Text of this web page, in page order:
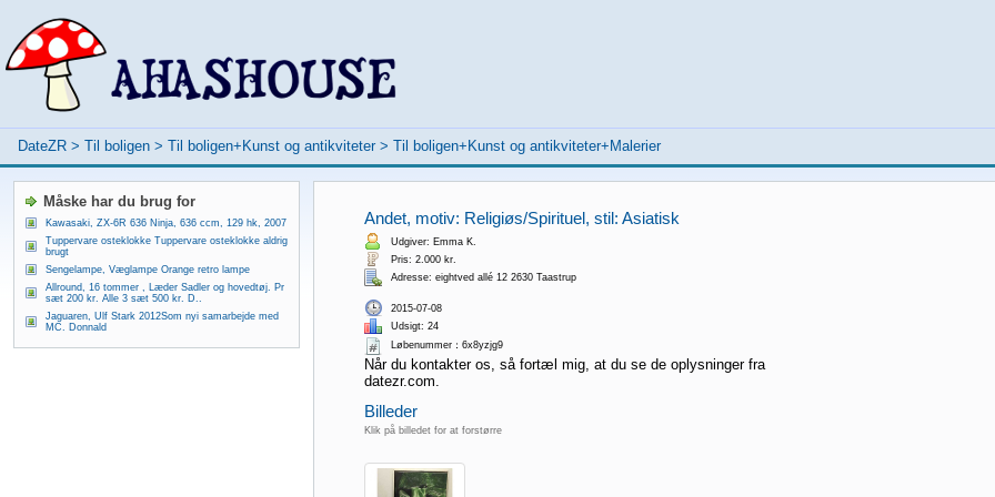
DateZR > Til boligen > Til boligen+Kunst og antikviteter > Til boligen+Kunst og antikviteter+Malerier
Andet, motiv: Religiøs/Spirituel, stil: Asiatisk
Udgiver: Emma K.
Pris: 2.000 kr.
Adresse: eightved allé 12 2630 Taastrup
2015-07-08
Udsigt: 24
Løbenummer：6x8yzjg9
Når du kontakter os, så fortæl mig, at du se de oplysninger fra
datezr.com.
Billeder
Klik på billedet for at forstørre
Måske har du brug for
Kawasaki, ZX-6R 636 Ninja, 636 ccm, 129 hk, 2007
Tuppervare osteklokke Tuppervare osteklokke aldrig
brugt
Sengelampe, Væglampe Orange retro lampe
Allround, 16 tommer , Læder Sadler og hovedtøj. Pr
sæt 200 kr. Alle 3 sæt 500 kr. D..
Jaguaren, Ulf Stark 2012Som nyi samarbejde med
MC. Donnald